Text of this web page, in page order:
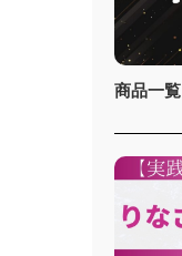
商品一覧